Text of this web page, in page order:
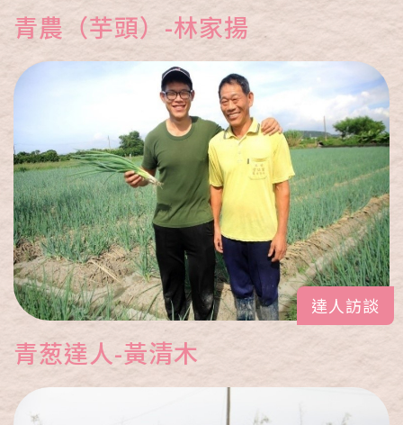
青農（芋頭）-林家揚
達人訪談
青葱達人-黃清木